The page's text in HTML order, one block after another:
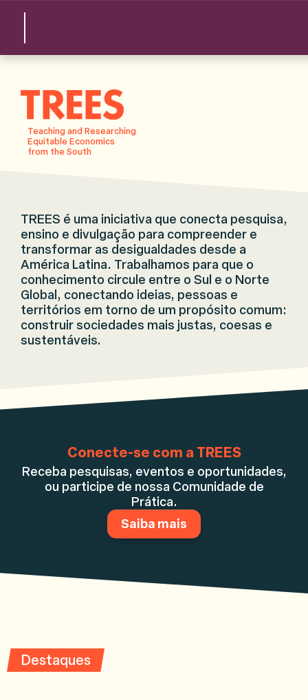
TREES
Teaching and Researching
Equitable Economics
from the South
TREES é uma iniciativa que conecta pesquisa,
ensino e divulgação para compreender e
transformar as desigualdades desde a
América Latina. Trabalhamos para que o
conhecimento circule entre o Sul e o Norte
Global, conectando ideias, pessoas e
territórios em torno de um propósito comum:
construir sociedades mais justas, coesas e
sustentáveis.
Conecte-se com a TREES
Receba pesquisas, eventos e oportunidades,
ou participe de nossa Comunidade de
Prática.
Saiba mais
Destaques